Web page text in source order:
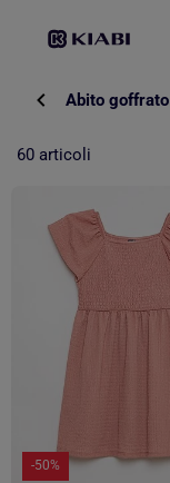
Abito goffrato
60 articoli
-50%